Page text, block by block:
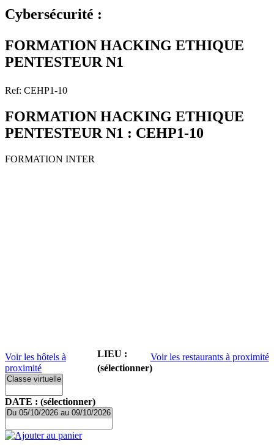
Cybersécurité :
FORMATION HACKING ETHIQUE
PENTESTEUR N1
Ref: CEHP1-10
FORMATION HACKING ETHIQUE
PENTESTEUR N1 : CEHP1-10
FORMATION INTER
Voir les hôtels à
proximité
Voir les restaurants à proximité
LIEU :
(sélectionner)
DATE : (sélectionner)
Ajouter au panier